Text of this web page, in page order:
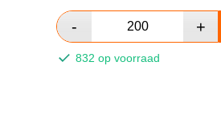
832 op voorraad